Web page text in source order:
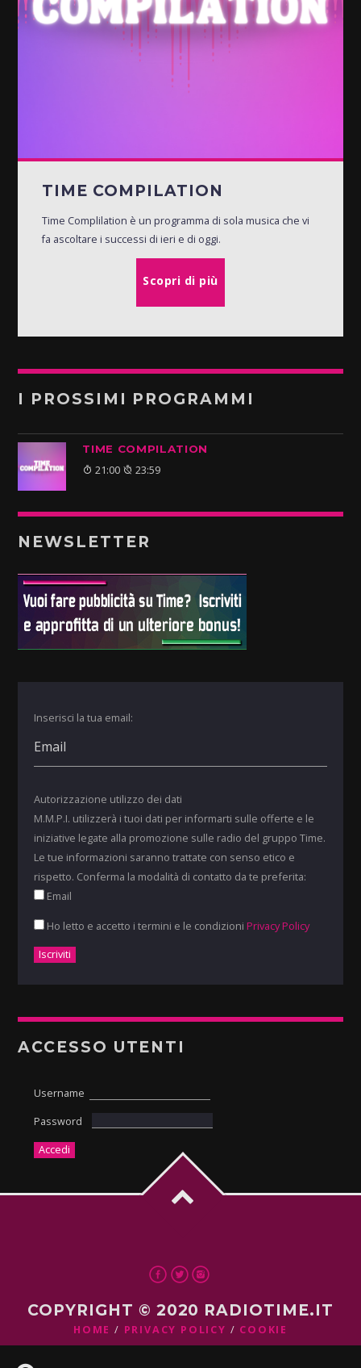
TIME COMPILATION
Time Complilation è un programma di sola musica che vi
fa ascoltare i successi di ieri e di oggi.
Scopri di più
I PROSSIMI PROGRAMMI
TIME COMPILATION
21:00 23:59
NEWSLETTER
Inserisci la tua email:
Autorizzazione utilizzo dei dati
M.M.P.I. utilizzerà i tuoi dati per informarti sulle offerte e le
iniziative legate alla promozione sulle radio del gruppo Time.
Le tue informazioni saranno trattate con senso etico e
rispetto. Conferma la modalità di contatto da te preferita:
Email
Ho letto e accetto i termini e le condizioni Privacy Policy
ACCESSO UTENTI
Username
Password
COPYRIGHT © 2020 RADIOTIME.IT
HOME PRIVACY POLICY COOKIE